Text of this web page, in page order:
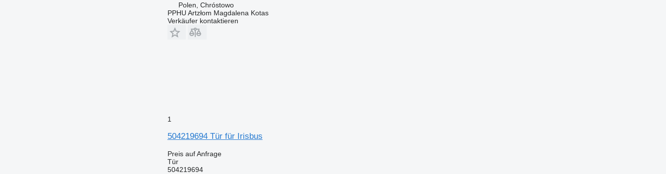
Polen, Chróstowo
PPHU Artzłom Magdalena Kotas
Verkäufer kontaktieren
1
504219694 Tür für Irisbus
Preis auf Anfrage
Tür
504219694